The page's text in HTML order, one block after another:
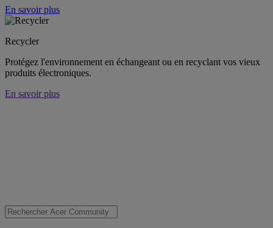
En savoir plus
Recycler
Protégez l'environnement en échangeant ou en recyclant vos vieux
produits électroniques.
En savoir plus